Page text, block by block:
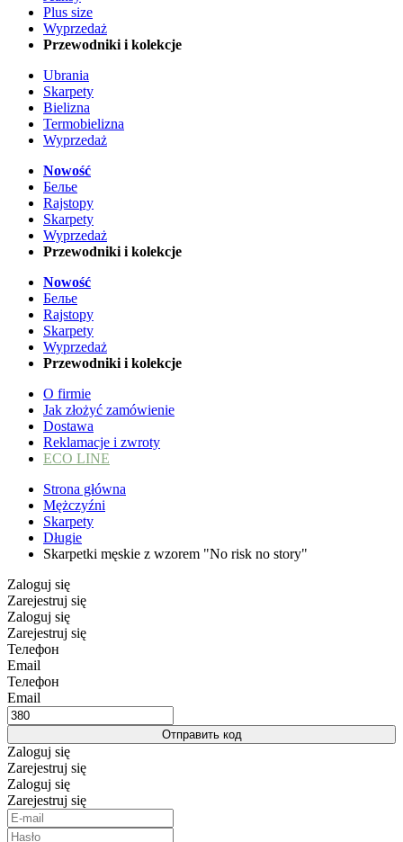
Plus size
Wyprzedaż
Przewodniki i kolekcje
Ubrania
Skarpety
Bielizna
Termobielizna
Wyprzedaż
Nowość
Белье
Rajstopy
Skarpety
Wyprzedaż
Przewodniki i kolekcje
Nowość
Белье
Rajstopy
Skarpety
Wyprzedaż
Przewodniki i kolekcje
O firmie
Jak złożyć zamówienie
Dostawa
Reklamacje i zwroty
ECO LINE
Strona główna
Mężczyźni
Skarpety
Długie
Skarpetki męskie z wzorem "No risk no story"
Zaloguj się
Zarejestruj się
Zaloguj się
Zarejestruj się
Телефон
Email
Телефон
Email
Отправить код
Zaloguj się
Zarejestruj się
Zaloguj się
Zarejestruj się